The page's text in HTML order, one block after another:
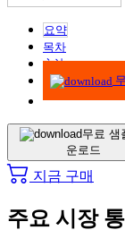
요약
목차
方法
무료 샘
운로드
지금 구매
주요 시장